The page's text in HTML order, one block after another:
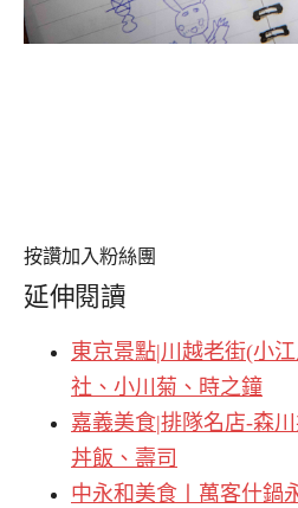
按讚加入粉絲團
延伸閱讀
東京景點|川越老街(小
社、小川菊、時之鐘
嘉義美食|排隊名店-森
丼飯、壽司
中永和美食〡萬客什鍋